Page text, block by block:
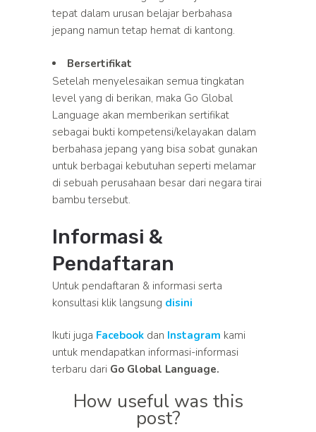
tepat dalam urusan belajar berbahasa
jepang namun tetap hemat di kantong.
Bersertifikat
Setelah menyelesaikan semua tingkatan
level yang di berikan, maka Go Global
Language akan memberikan sertifikat
sebagai bukti kompetensi/kelayakan dalam
berbahasa jepang yang bisa sobat gunakan
untuk berbagai kebutuhan seperti melamar
di sebuah perusahaan besar dari negara tirai
bambu tersebut.
Informasi &
Pendaftaran
Untuk pendaftaran & informasi serta
konsultasi klik langsung disini
Ikuti juga Facebook dan Instagram kami
untuk mendapatkan informasi-informasi
terbaru dari Go Global Language.
How useful was this
post?